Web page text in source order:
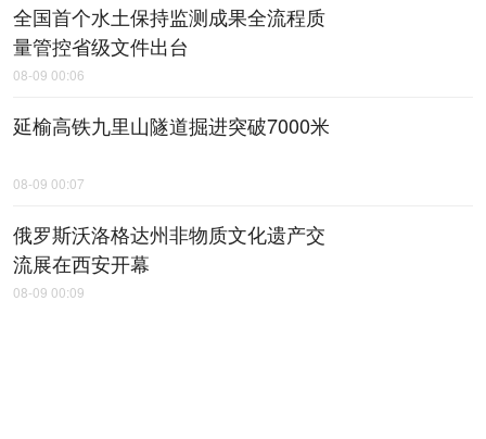
全国首个水土保持监测成果全流程质
量管控省级文件出台
08-09 00:06
延榆高铁九里山隧道掘进突破7000米
08-09 00:07
俄罗斯沃洛格达州非物质文化遗产交
流展在西安开幕
08-09 00:09